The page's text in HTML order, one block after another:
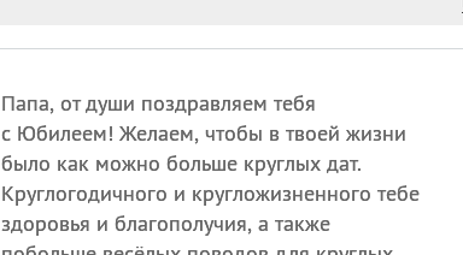
Папа, от души поздравляем тебя
с Юбилеем! Желаем, чтобы в твоей жизни
было как можно больше круглых дат.
Круглогодичного и кругложизненного тебе
здоровья и благополучия, а также